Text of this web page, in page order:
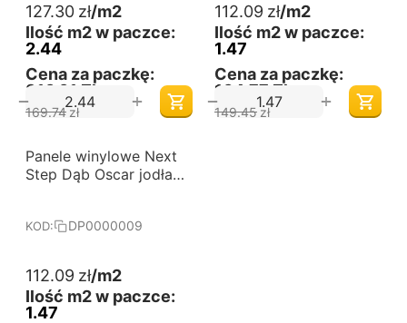
127.30 zł/m2
Ilość m2 w paczce:
2.44
Cena za paczkę:
310,61 Zł
169.74zł
+
−
112.09 zł/m2
Ilość m2 w paczce:
1.47
Cena za paczkę:
164,77 Zł
149.45zł
+
−
-25%
Darmowa dostawa
od 60 m2
Panele winylowe Next
Step Dąb Oscar jodła
KOD: DP0000009
112.09 zł/m2
Ilość m2 w paczce:
1.47